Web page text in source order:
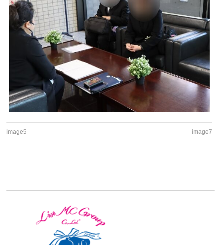
image5 image7